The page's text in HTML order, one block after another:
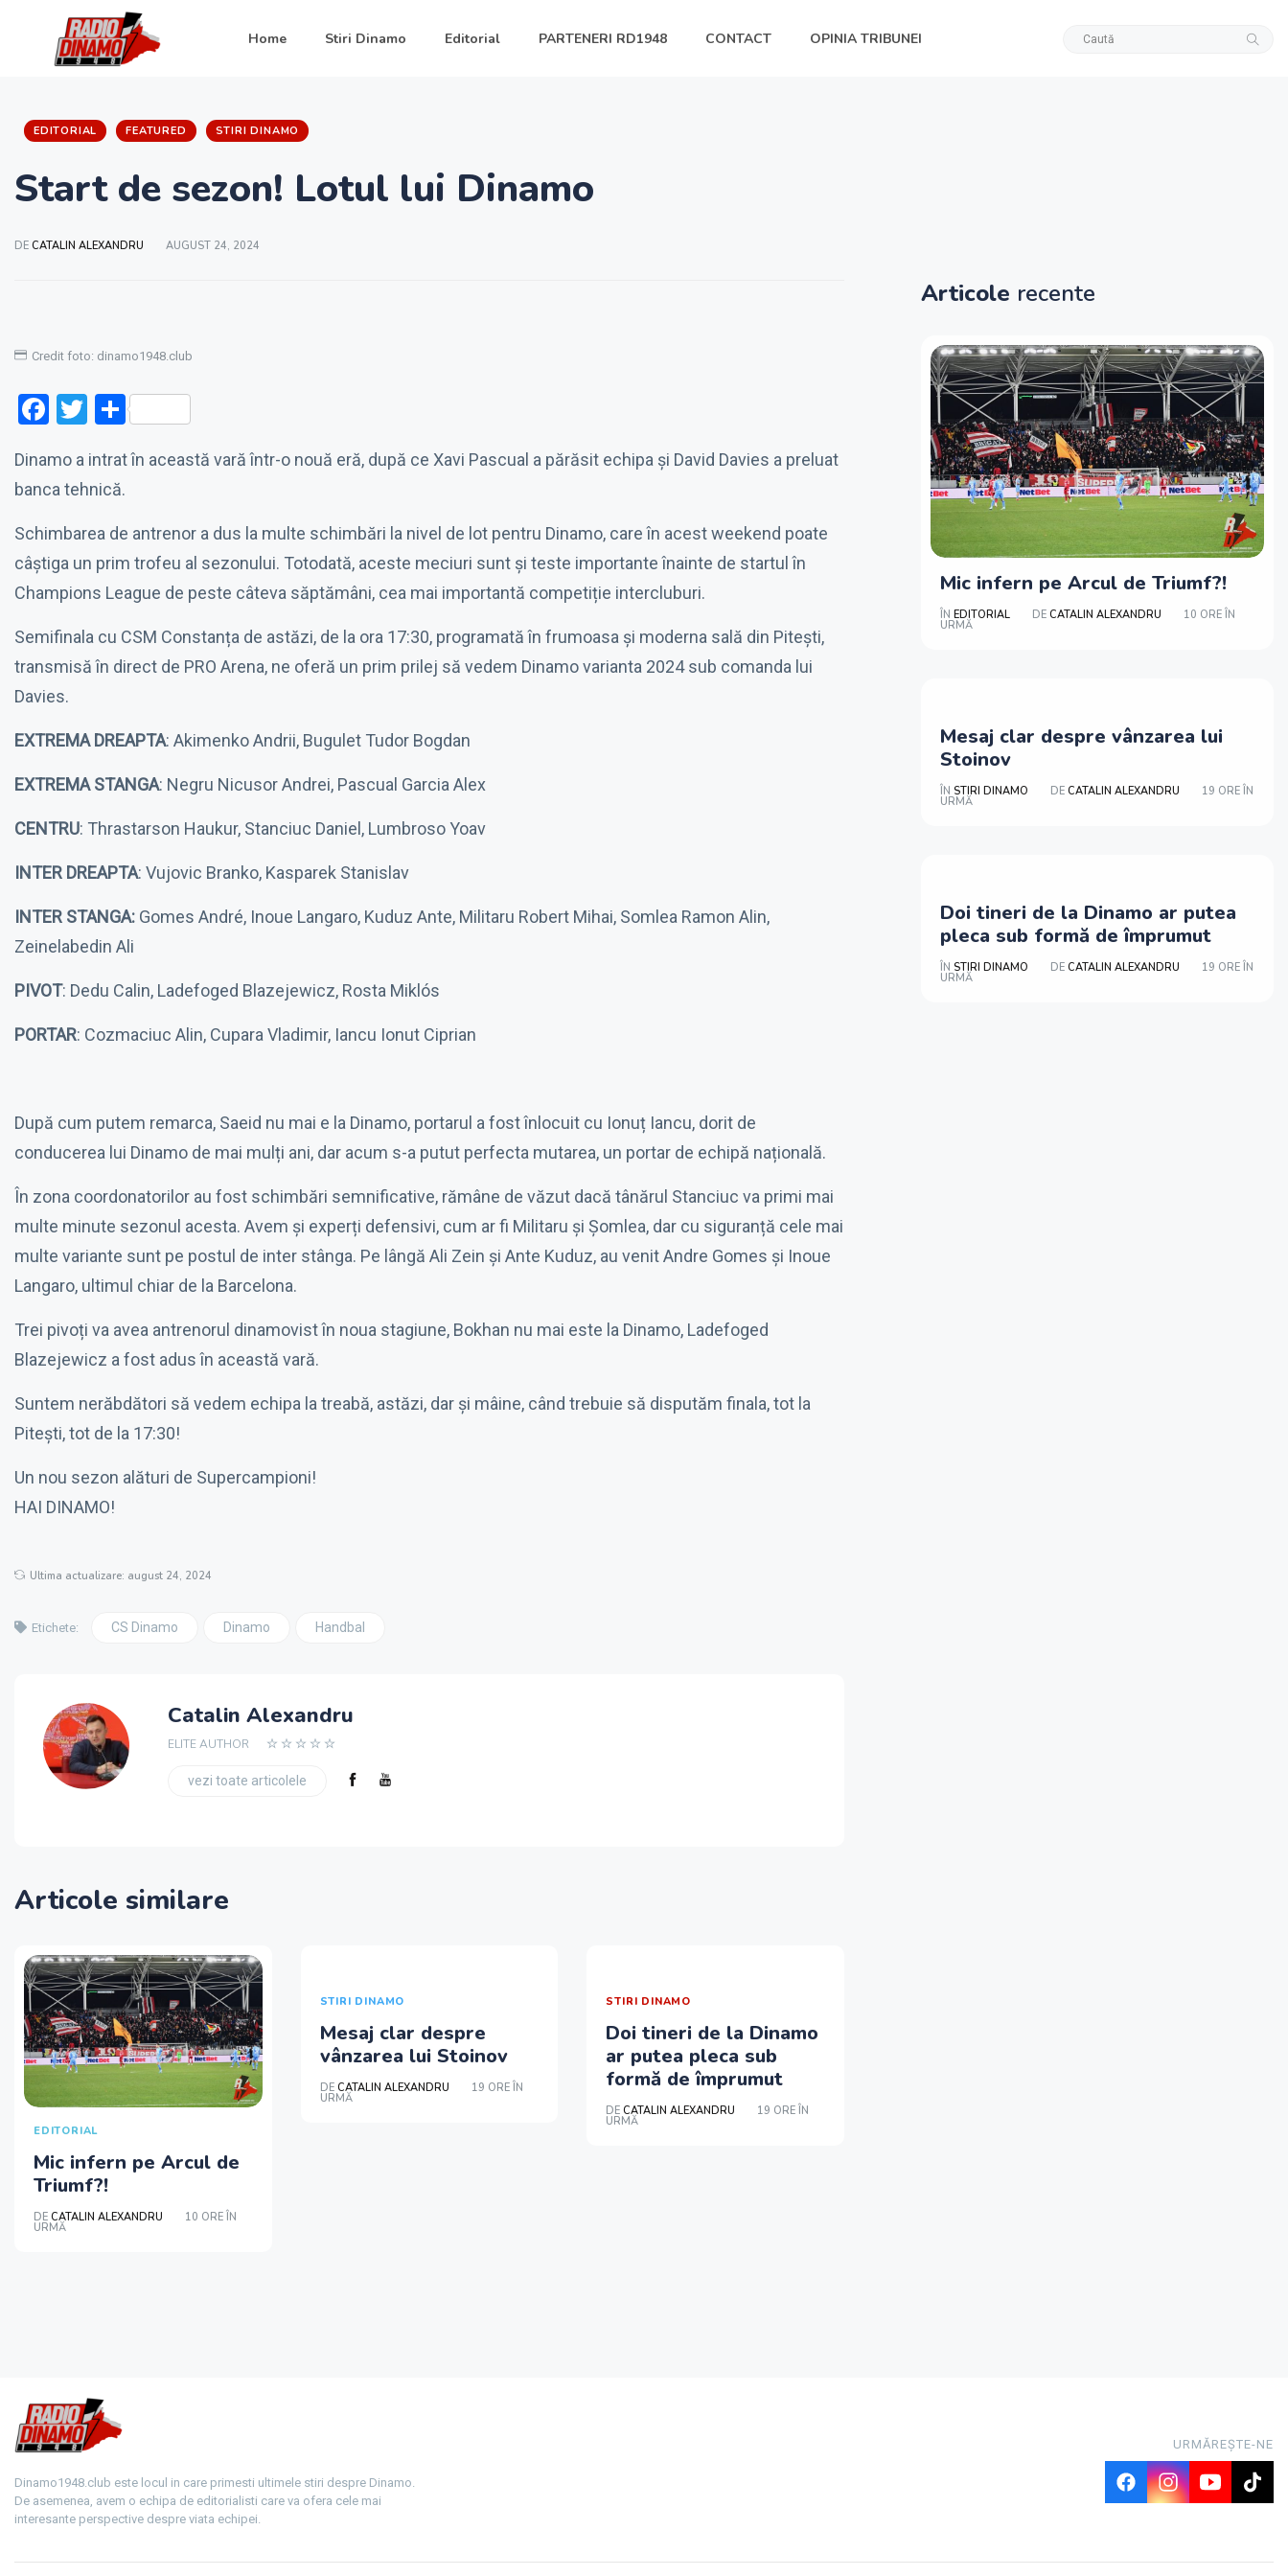
Home Stiri Dinamo Editorial PARTENERI RD1948 CONTACT OPINIA TRIBUNEI
EDITORIAL FEATURED STIRI DINAMO
Start de sezon! Lotul lui Dinamo
DE CATALIN ALEXANDRU AUGUST 24, 2024
Credit foto: dinamo1948.club
Facebook
TwitterPartajează
Dinamo a intrat în această vară într-o nouă eră, după ce Xavi Pascual a părăsit echipa și David Davies a preluat
banca tehnică.
Schimbarea de antrenor a dus la multe schimbări la nivel de lot pentru Dinamo, care în acest weekend poate
câștiga un prim trofeu al sezonului. Totodată, aceste meciuri sunt și teste importante înainte de startul în
Champions League de peste câteva săptămâni, cea mai importantă competiție intercluburi.
Semifinala cu CSM Constanța de astăzi, de la ora 17:30, programată în frumoasa și moderna sală din Pitești,
transmisă în direct de PRO Arena, ne oferă un prim prilej să vedem Dinamo varianta 2024 sub comanda lui
Davies.
EXTREMA DREAPTA: Akimenko Andrii, Bugulet Tudor Bogdan
EXTREMA STANGA: Negru Nicusor Andrei, Pascual Garcia Alex
CENTRU: Thrastarson Haukur, Stanciuc Daniel, Lumbroso Yoav
INTER DREAPTA: Vujovic Branko, Kasparek Stanislav
INTER STANGA: Gomes André, Inoue Langaro, Kuduz Ante, Militaru Robert Mihai, Somlea Ramon Alin,
Zeinelabedin Ali
PIVOT: Dedu Calin, Ladefoged Blazejewicz, Rosta Miklós
PORTAR: Cozmaciuc Alin, Cupara Vladimir, Iancu Ionut Ciprian
După cum putem remarca, Saeid nu mai e la Dinamo, portarul a fost înlocuit cu Ionuț Iancu, dorit de
conducerea lui Dinamo de mai mulți ani, dar acum s-a putut perfecta mutarea, un portar de echipă națională.
În zona coordonatorilor au fost schimbări semnificative, rămâne de văzut dacă tânărul Stanciuc va primi mai
multe minute sezonul acesta. Avem și experți defensivi, cum ar fi Militaru și Șomlea, dar cu siguranță cele mai
multe variante sunt pe postul de inter stânga. Pe lângă Ali Zein și Ante Kuduz, au venit Andre Gomes și Inoue
Langaro, ultimul chiar de la Barcelona.
Trei pivoți va avea antrenorul dinamovist în noua stagiune, Bokhan nu mai este la Dinamo, Ladefoged
Blazejewicz a fost adus în această vară.
Suntem nerăbdători să vedem echipa la treabă, astăzi, dar și mâine, când trebuie să disputăm finala, tot la
Pitești, tot de la 17:30!
Un nou sezon alături de Supercampioni!
HAI DINAMO!
Ultima actualizare: august 24, 2024
Etichete: CS Dinamo Dinamo Handbal
Catalin Alexandru
ELITE AUTHOR
vezi toate articolele
Articole similare
EDITORIAL
Mic infern pe Arcul de
Triumf?!
DE CATALIN ALEXANDRU 10 ORE ÎN
URMĂ
STIRI DINAMO
Mesaj clar despre
vânzarea lui Stoinov
DE CATALIN ALEXANDRU 19 ORE ÎN
URMĂ
STIRI DINAMO
Doi tineri de la Dinamo
ar putea pleca sub
formă de împrumut
DECATALIN ALEXANDRU 19 ORE ÎN
URMĂ
Articole recente
Mic infern pe Arcul de Triumf?!
ÎN EDITORIAL DE CATALIN ALEXANDRU 10 ORE ÎN
URMĂ
Mesaj clar despre vânzarea lui
Stoinov
ÎN STIRI DINAMO DE CATALIN ALEXANDRU 19 ORE ÎN
URMĂ
Doi tineri de la Dinamo ar putea
pleca sub formă de împrumut
ÎN STIRI DINAMO DE CATALIN ALEXANDRU 19 ORE ÎN
URMĂ
Dinamo1948.club este locul in care primesti ultimele stiri despre Dinamo.
De asemenea, avem o echipa de editorialisti care va ofera cele mai
interesante perspective despre viata echipei.
URMĂREȘTE-NE